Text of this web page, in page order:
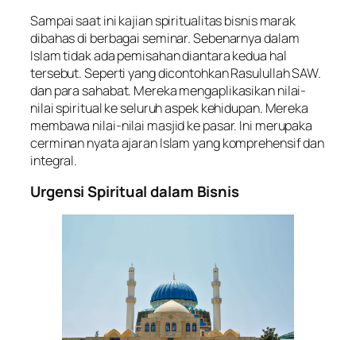
Sampai saat ini kajian spiritualitas bisnis marak
dibahas di berbagai seminar. Sebenarnya dalam
Islam tidak ada pemisahan diantara kedua hal
tersebut. Seperti yang dicontohkan Rasulullah SAW.
dan para sahabat. Mereka mengaplikasikan nilai-
nilai spiritual ke seluruh aspek kehidupan. Mereka
membawa nilai-nilai masjid ke pasar. Ini merupaka
cerminan nyata ajaran Islam yang komprehensif dan
integral.
Urgensi Spiritual dalam Bisnis